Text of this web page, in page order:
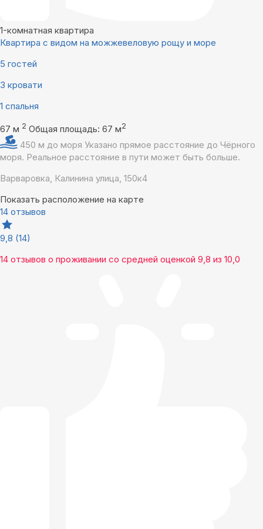
1-комнатная квартира
Квартира с видом на можжевеловую рощу и море
5 гостей
3 кровати
1 спальня
67 м 2 Общая площадь: 67 м2
450 м до моря Указано прямое расстояние до Чёрного
моря. Реальное расстояние в пути может быть больше.
Варваровка, Калинина улица, 150к4
Показать расположение на карте
14 отзывов
9,8 (14)
14 отзывов о проживании со средней оценкой 9,8 из 10,0